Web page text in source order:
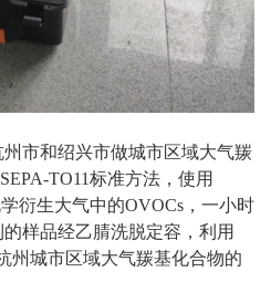
市和绍兴市做城市区域大气羰
TO11标准方法，使用
衍生大气中的OVOCs，一小时
样品经乙腈洗脱定容，利用
州城市区域大气羰基化合物的